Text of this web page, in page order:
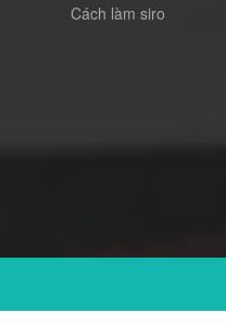
Cách làm siro